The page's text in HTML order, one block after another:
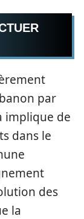
par
implique de
dans le
des
la